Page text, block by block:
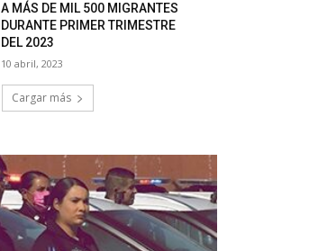
A MÁS DE MIL 500 MIGRANTES
DURANTE PRIMER TRIMESTRE
DEL 2023
10 abril, 2023
Cargar más